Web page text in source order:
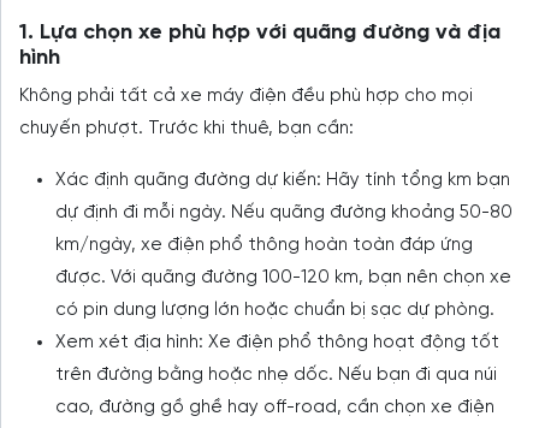
1. Lựa chọn xe phù hợp với quãng đường và địa
hình
Không phải tất cả xe máy điện đều phù hợp cho mọi
chuyến phượt. Trước khi thuê, bạn cần:
Xác định quãng đường dự kiến: Hãy tính tổng km bạn
dự định đi mỗi ngày. Nếu quãng đường khoảng 50-80
km/ngày, xe điện phổ thông hoàn toàn đáp ứng
được. Với quãng đường 100-120 km, bạn nên chọn xe
có pin dung lượng lớn hoặc chuẩn bị sạc dự phòng.
Xem xét địa hình: Xe điện phổ thông hoạt động tốt
trên đường bằng hoặc nhẹ dốc. Nếu bạn đi qua núi
cao, đường gồ ghề hay off-road, cần chọn xe điện